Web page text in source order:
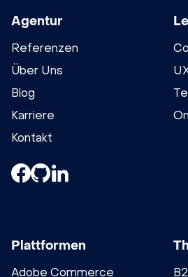
Agentur
Referenzen
Über Uns
Blog
Karriere
Kontakt
Plattformen
Adobe Commerce